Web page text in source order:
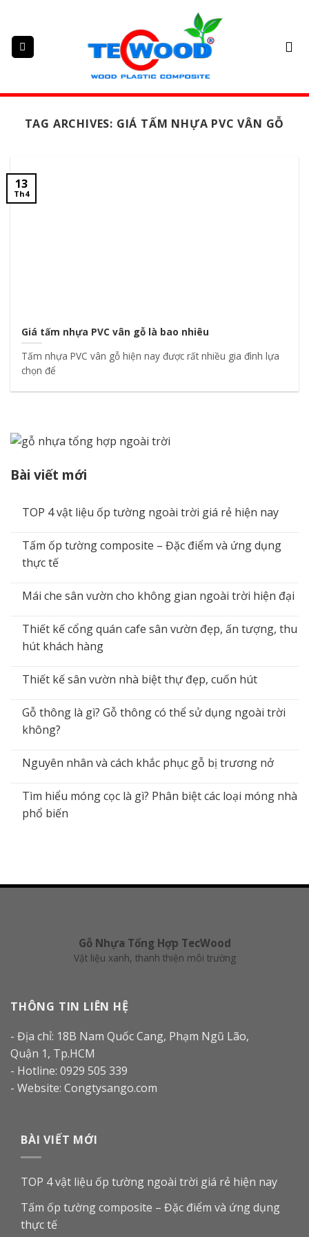
content
TAG ARCHIVES: GIÁ TẤM NHỰA PVC VÂN GỖ
Bài viết mới
TOP 4 vật liệu ốp tường ngoài trời giá rẻ hiện nay
Tấm ốp tường composite – Đặc điểm và ứng dụng
thực tế
Mái che sân vườn cho không gian ngoài trời hiện đại
Thiết kế cổng quán cafe sân vườn đẹp, ấn tượng, thu
hút khách hàng
Thiết kế sân vườn nhà biệt thự đẹp, cuốn hút
Gỗ thông là gì? Gỗ thông có thể sử dụng ngoài trời
không?
Nguyên nhân và cách khắc phục gỗ bị trương nở
Tìm hiểu móng cọc là gì? Phân biệt các loại móng nhà
phổ biến
Giá tấm nhựa PVC vân gỗ là bao nhiêu
Tấm nhựa PVC vân gỗ hiện nay được rất nhiều gia đình lựa
chọn để
13
Th4
Gỗ Nhựa Tổng Hợp TecWood
Vật liệu xanh, thanh thiện môi trường
THÔNG TIN LIÊN HỆ
- Địa chỉ: 18B Nam Quốc Cang, Phạm Ngũ Lão,
Quận 1, Tp.HCM
- Hotline: 0929 505 339
- Website: Congtysango.com
BÀI VIẾT MỚI
TOP 4 vật liệu ốp tường ngoài trời giá rẻ hiện nay
Tấm ốp tường composite – Đặc điểm và ứng dụng
thực tế